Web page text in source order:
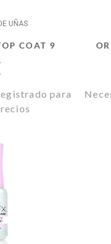
UÑAS
COAT 9
para